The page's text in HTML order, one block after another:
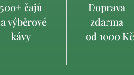
500+ čajů
a výběrové
kávy
Doprava
zdarma
od 1000 Kč